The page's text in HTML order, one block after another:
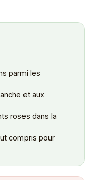
parmi les
et aux
roses dans la
compris pour